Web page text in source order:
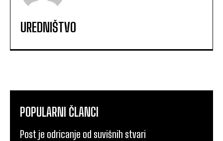
UREDNIŠTVO
POPULARNI ČLANCI
Post je odricanje od suvišnih stvari